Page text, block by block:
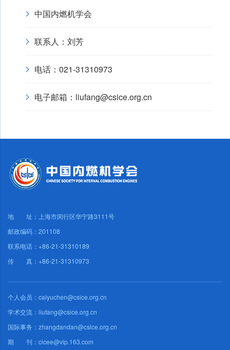
中国内燃机学会
联系人：刘芳
电话：021-31310973
电子邮箱：liufang@csice.org.cn
地 址：上海市闵行区华宁路3111号
邮政编码：201108
联系电话：+86-21-31310189
传 真：+86-21-31310973
个人会员：caiyuchen@csice.org.cn
学术交流：liufang@csice.org.cn
国际事务：zhangdandan@csice.org.cn
期 刊：cicee@vip.163.com